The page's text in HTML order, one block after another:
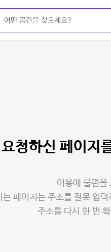
요청하신 페이지
이용에 불편을
는 페이지는 주소를 잘못 입
주소를 다시 한 번